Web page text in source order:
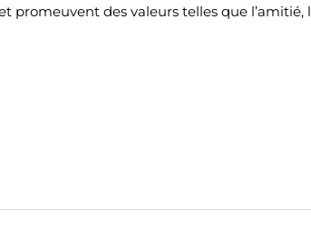
promeuvent des valeurs telles que l’amitié,